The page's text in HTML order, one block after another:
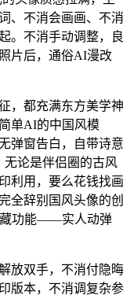
、不消会画画、不消
。不消手动调整，良
片后，通俗AI漫改
都充满东方美学神
单AI的中国风模
弹窗告白，自带诗意
无论是伴侣圈的古风
利用，要么花钱找画
全辞别国风头像的创
藏功能——实人动弹
双手，不消付隐晦
版本，不消调复杂参